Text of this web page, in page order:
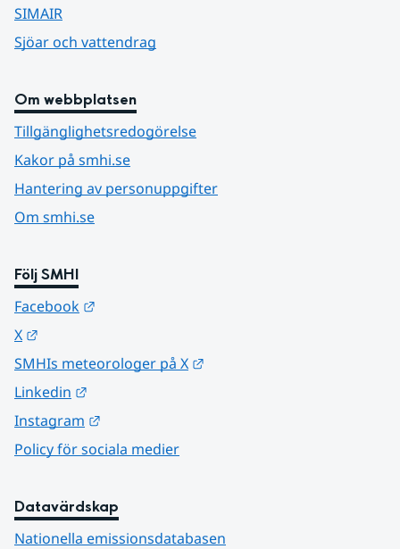
SIMAIR
Sjöar och vattendrag
Om webbplatsen
Tillgänglighetsredogörelse
Kakor på smhi.se
Hantering av personuppgifter
Om smhi.se
Följ SMHI
Facebook
X
SMHIs meteorologer på X
Linkedin
Instagram
Policy för sociala medier
Datavärdskap
Nationella emissionsdatabasen